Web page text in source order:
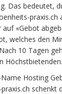
Das bedeutet,
praxis.ch
auf «Gebot
welches den
10 Tagen
Höchstbietenden.
Hosting
schenkt